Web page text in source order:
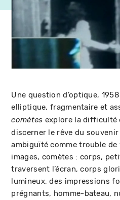
Une question d’optique,
elliptique, fragmentaire et
comètes explore la difficulté
discerner le rêve du
ambiguïté comme trouble de
images, comètes : corps,
traversent l’écran, corps
lumineux, des impressions
prégnants, homme-bateau,